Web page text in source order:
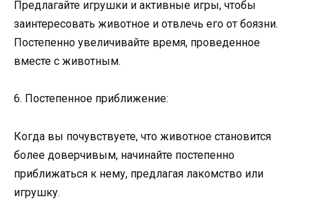
Предлагайте игрушки и активные игры, чтобы
заинтересовать животное и отвлечь его от боязни.
Постепенно увеличивайте время, проведенное
вместе с животным.
6. Постепенное приближение:
Когда вы почувствуете, что животное становится
более доверчивым, начинайте постепенно
приближаться к нему, предлагая лакомство или
игрушку.